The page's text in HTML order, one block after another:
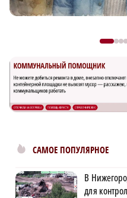
САМОЕ ПОПУЛЯРНОЕ
В
для